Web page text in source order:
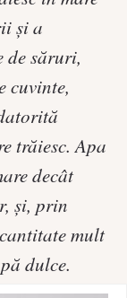
și a
de săruri,
cuvinte,
trăiesc. Apa
decât
şi, prin
mult
dulce.